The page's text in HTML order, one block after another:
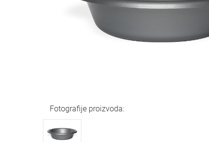
Fotografije proizvoda: